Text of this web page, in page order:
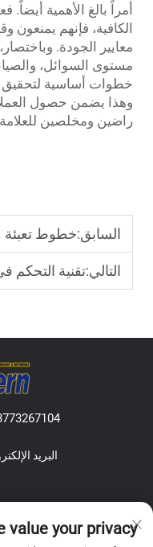
أمراً بالغ الأهمية أيضاً.
الكافية، فإنهم يمنعون
معايير الجودة.
مستوى السوائل،
خطوات أساسية لتحقيق
وهذا يضمن حصول
راضين ومخلصين للعلامة
السابق:خطوط تعبئة
التالي:تقنية التحكم في
البريد
value your privacy